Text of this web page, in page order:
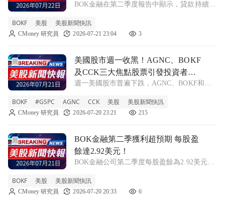
14.5億美元！
BOK金融在第二季度報告中顯示，貸款持續增
一步攀升。 BOKF -0.35% BOK金融公司
(BOKF)於近期的收益電話會議中披露，其
BOKF 美股 美股新聞快訊
CMoney 研究員 2026-07-21 23:04 3
前往美國股市週一收黑！AGNC、BOKF及CCK三大焦點股票
美國股市週一收黑！AGNC、BOKF
及CCK三大焦點股票引發投資者關
注
週一美國股市普遍下跌，AGNC、BOKF和
投資者密切關注。 BOKF -0.55% #GSPC
-0.19% AGNC -2.67% CCK -2.24% 隨
BOKF #GSPC AGNC CCK 美股 美股新聞快訊
CMoney 研究員 2026-07-20 23:21 215
前往BOK金融第二季獲利超預期 每股盈餘達2.92美元！文章
BOK金融第二季獲利超預期 每股盈
餘達2.92美元！
BOK金融公司第二季度每股盈餘為2.92美元，
著。 BOKF -0.55% BOK金融公司(BOKF)在最
新的財報中宣佈，其第二季度GAAP每股盈餘
BOKF 美股 美股新聞快訊
CMoney 研究員 2026-07-20 20:33 6